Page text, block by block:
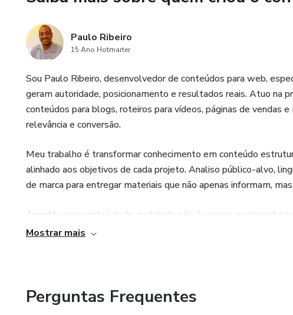
Tudo organizado.
Tudo precificado.
E o melhor...
100% do lucro das suas vendas é seu.
Paulo Ribeiro
15 Ano Hotmarter
Sou Paulo Ribeiro, desenvolvedor de conteúdos para web,
geram autoridade, posicionamento e resultados reais. Atuo na
conteúdos para blogs, roteiros para vídeos, páginas de vendas
relevância e conversão.
Meu trabalho é transformar conhecimento em conteúdo
alinhado aos objetivos de cada projeto. Analiso público-alvo,
de marca para entregar materiais que não apenas informam,
Acredito que conteúdo de qualidade não é apenas escrever
consistência. Por isso, desenvolvo cada projeto com
Mostrar mais
Perguntas Frequentes